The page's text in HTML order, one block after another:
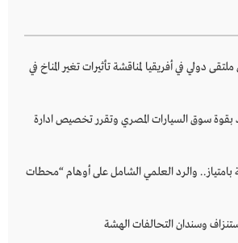
دولي في أفريقيا لمناقشة تأثيرات تغير المناخ في
بقوة سوق السيارات المصري وتقرر تخصيص ادارة
بامتياز.. والرد العلمي الشامل على أوهام “محطات
وسندان التحالفات الهشة